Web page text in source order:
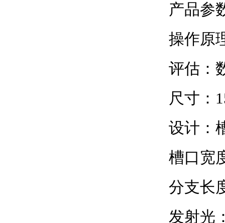
产品参
操作原
评估：
尺寸：
设计：
槽口宽
分支长
发射光